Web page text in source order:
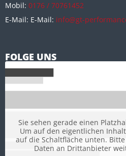
Mobil: 0176 / 70761452
E-Mail: E-Mail: info@gt-
FOLGE UNS
Sie sehen gerade einen
Um auf den eigentlichen
auf die Schaltfläche unten.
Daten an Drittanbieter